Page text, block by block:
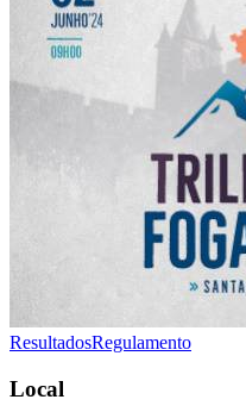
ResultadosRegulamento
Local